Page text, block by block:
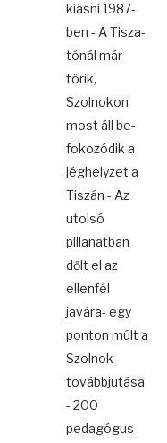
kiásni 1987-
ben - A Tisza-
tónál már
törik,
Szolnokon
most áll be-
fokozódik a
jéghelyzet a
Tiszán - Az
utolsó
pillanatban
dőlt el az
ellenfél
javára- egy
ponton múlt a
Szolnok
továbbjutása
- 200
pedagógus